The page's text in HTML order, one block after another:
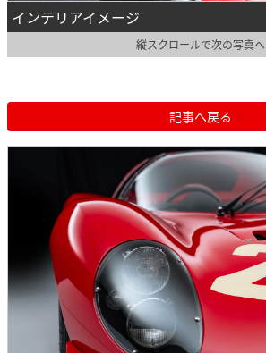
インテリアイメージ
縦スクロールで次の写真へ
記事へ戻る